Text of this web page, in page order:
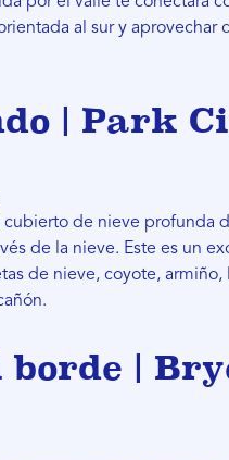
al sur y
| Park
cubierto de nieve profunda
de la nieve. Este es un
de nieve, coyote,
borde |